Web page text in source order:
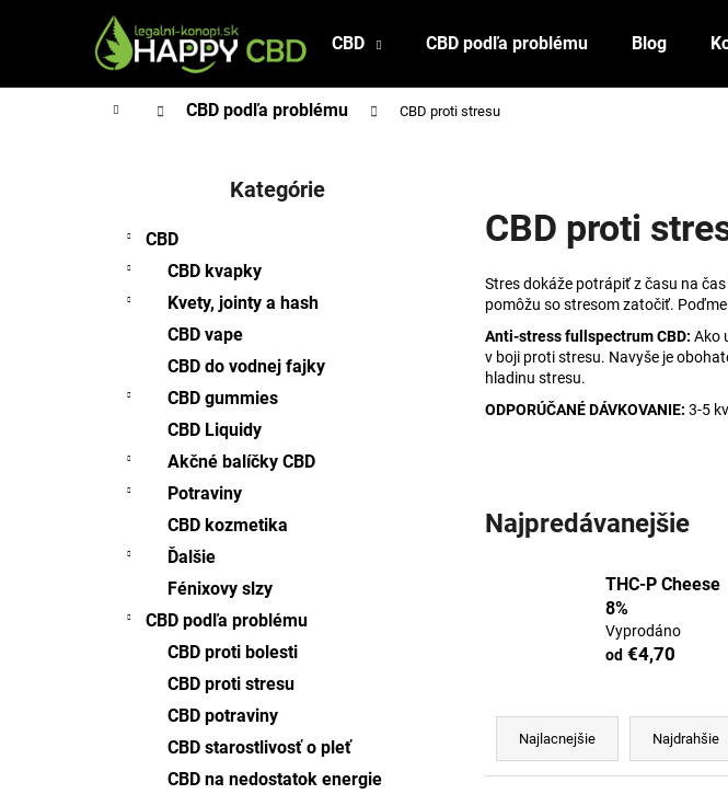
CBD CBD podľa problému Blog
DomovCBD podľa problému CBD proti stresu
Kategórie
CBD
CBD kvapky
Kvety, jointy a hash
CBD vape
CBD do vodnej fajky
CBD gummies
CBD Liquidy
Akčné balíčky CBD
Potraviny
CBD kozmetika
Ďalšie
Fénixovy slzy
CBD podľa problému
CBD proti bolesti
CBD proti stresu
CBD potraviny
CBD starostlivosť o pleť
CBD na nedostatok energie
CBD proti
Stres dokáže potrápiť z času na
pomôžu so stresom zatočiť.
Anti-stress fullspectrum CBD: Ako
v boji proti stresu. Navyše je
hladinu stresu.
ODPORÚČANÉ DÁVKOVANIE: 3-5
Najpredávanejšie
THC-P Cheese
8%
Vyprodáno
od €4,70
R
d
Najlacnejšie Najdrahšie
Späť
do
Späť
do
Odporúčame
5% CBD SPREJ FULL-SPECTRUM 15ML
€27,61
Pôvodne:
€27,75
€22,91